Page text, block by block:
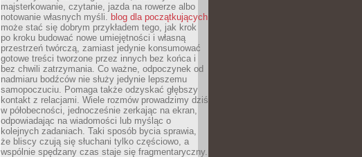
majsterkowanie, czytanie, jazda na rowerze albo
notowanie własnych myśli. blog dla początkujących
może stać się dobrym przykładem tego, jak krok
po kroku budować nowe umiejętności i własną
przestrzeń twórczą, zamiast jedynie konsumować
gotowe treści tworzone przez innych bez końca i
bez chwili zatrzymania. Co ważne, odpoczynek od
nadmiaru bodźców nie służy jedynie lepszemu
samopoczuciu. Pomaga także odzyskać głębszy
kontakt z relacjami. Wiele rozmów prowadzimy dziś
w półobecności, jednocześnie zerkając na ekran,
odpowiadając na wiadomości lub myśląc o
kolejnych zadaniach. Taki sposób bycia sprawia,
że bliscy czują się słuchani tylko częściowo, a
wspólnie spędzany czas staje się fragmentaryczny.